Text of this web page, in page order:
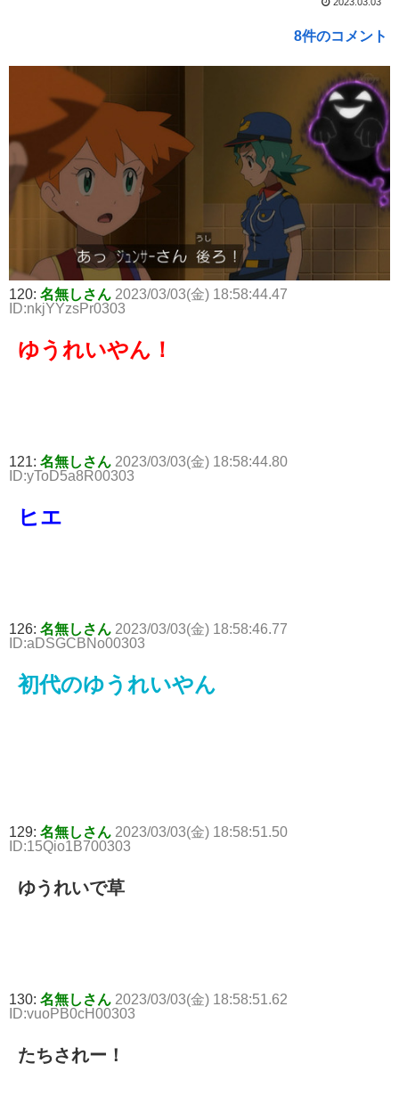
8件のコメント
120: 名無しさん 2023/03/03(金) 18:58:44.47
ID:nkjYYzsPr0303
ゆうれいやん！
121: 名無しさん 2023/03/03(金) 18:58:44.80
ID:yToD5a8R00303
ヒエ
126: 名無しさん 2023/03/03(金) 18:58:46.77
ID:aDSGCBNo00303
初代のゆうれいやん
129: 名無しさん 2023/03/03(金) 18:58:51.50
ID:15Qio1B700303
ゆうれいで草
130: 名無しさん 2023/03/03(金) 18:58:51.62
ID:vuoPB0cH00303
たちされー！